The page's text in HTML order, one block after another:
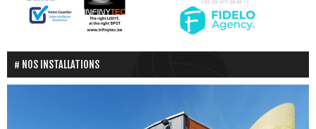
NOS INSTALLATIONS